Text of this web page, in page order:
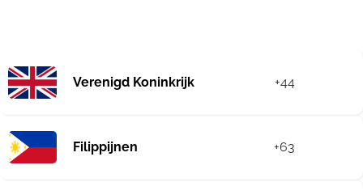
Verenigd Koninkrijk +44
Filippijnen +63